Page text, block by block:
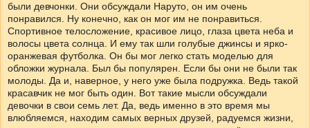
были девчонки. Они обсуждали Наруто, он им очень
понравился. Ну конечно, как он мог им не понравиться.
Спортивное телосложение, красивое лицо, глаза цвета неба и
волосы цвета солнца. И ему так шли голубые джинсы и ярко-
оранжевая футболка. Он бы мог легко стать моделью для
обложки журнала. Был бы популярен. Если бы они не были так
молоды. Да и, наверное, у него уже была подружка. Ведь такой
красавчик не мог быть один. Вот такие мысли обсуждали
девочки в свои семь лет. Да, ведь именно в это время мы
влюбляемся, находим самых верных друзей, радуемся жизни,